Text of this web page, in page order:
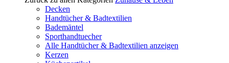
Decken
Handtücher & Badtextilien
Bademäntel
Sporthandtuecher
Alle Handtücher & Badtextilien anzeigen
Kerzen